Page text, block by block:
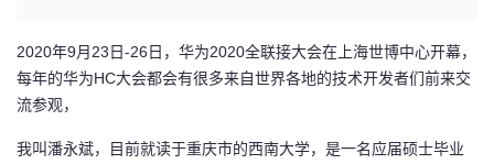
人
我
2020年9月23日-26日，华为2020全联接大会在上海世博中心开幕，
每年的华为HC大会都会有很多来自世界各地的技术开发者们前来交
流参观，
我叫潘永斌，目前就读于重庆市的西南大学，是一名应届硕士毕业